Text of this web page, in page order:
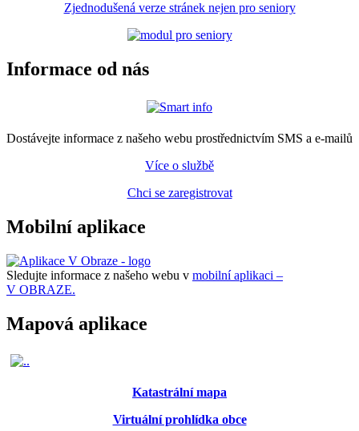
Zjednodušená verze stránek nejen pro seniory
Informace od nás
Dostávejte informace z našeho webu prostřednictvím SMS a e-mailů
Více o službě
Chci se zaregistrovat
Mobilní aplikace
Sledujte informace z našeho webu v mobilní aplikaci –
V OBRAZE.
Mapová aplikace
Katastrální mapa
Virtuální prohlídka obce